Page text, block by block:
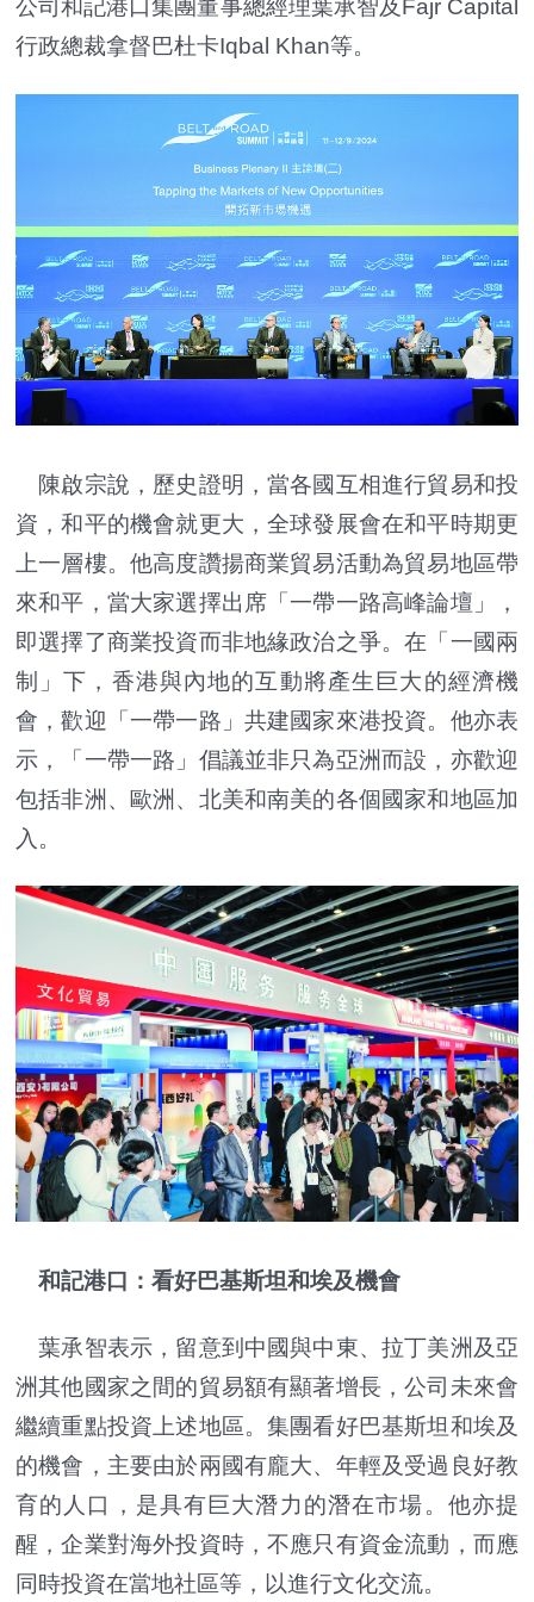
公司和記港口集團董事總經理葉承智及Fajr Capital
行政總裁拿督巴杜卡Iqbal Khan等。
陳啟宗說，歷史證明，當各國互相進行貿易和投
資，和平的機會就更大，全球發展會在和平時期更
上一層樓。他高度讚揚商業貿易活動為貿易地區帶
來和平，當大家選擇出席「一帶一路高峰論壇」，
即選擇了商業投資而非地緣政治之爭。在「一國兩
制」下，香港與內地的互動將產生巨大的經濟機
會，歡迎「一帶一路」共建國家來港投資。他亦表
示，「一帶一路」倡議並非只為亞洲而設，亦歡迎
包括非洲、歐洲、北美和南美的各個國家和地區加
入。
和記港口：看好巴基斯坦和埃及機會
葉承智表示，留意到中國與中東、拉丁美洲及亞
洲其他國家之間的貿易額有顯著增長，公司未來會
繼續重點投資上述地區。集團看好巴基斯坦和埃及
的機會，主要由於兩國有龐大、年輕及受過良好教
育的人口，是具有巨大潛力的潛在市場。他亦提
醒，企業對海外投資時，不應只有資金流動，而應
同時投資在當地社區等，以進行文化交流。